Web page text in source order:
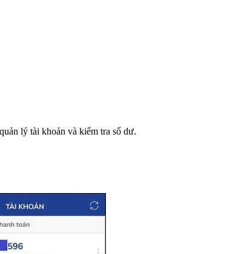
lý tài khoản và kiểm tra số dư.